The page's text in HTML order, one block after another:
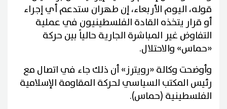
‌قوله، اليوم ‌الأربعاء، ⁠إن ​طهران ستدعم ⁠أي إجراء
أو قرار يتخذه ⁠القادة الفلسطينيون ‌في ‌عملية ​
التفاوض ‌غير المباشرة ‌الجارية حالياً بين حركة
«حماس» ‌والاحتلال.
وأوضحت وكالة «رويترز» أن ذلك جاء في اتصال ⁠مع
⁠رئيس المكتب السياسي لحركة المقاومة الإسلامية
الفلسطينية (حماس).